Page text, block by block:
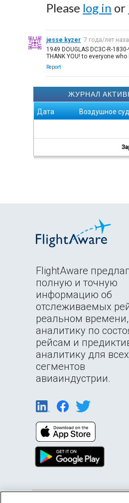
Please log in or
jesse kyzer 7 года/лет
1949 DOUGLAS DC3C-R-
THANK YOU! to everyone
Report
ЖУРНАЛ
Дата Воздушное
FlightAware
полную и точную
информацию об
отслеживаемых
реальном
аналитику по
рейсам и
аналитику для всех
сегментов
авиаиндустрии.